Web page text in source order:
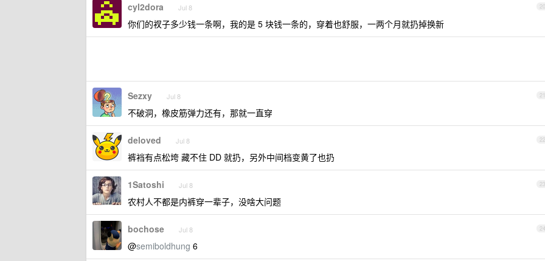
20
cyl2dora Jul 8
你们的衩子多少钱一条啊，我的是 5 块钱一条的，穿着也舒服，一两个月就扔掉换新
21
Sezxy Jul 8
不破洞，橡皮筋弹力还有，那就一直穿
22
deloved Jul 8
裤裆有点松垮 藏不住 DD 就扔，另外中间档变黄了也扔
23
1Satoshi Jul 8
农村人不都是内裤穿一辈子，没啥大问题
24
bochose Jul 8
@semiboldhung 6